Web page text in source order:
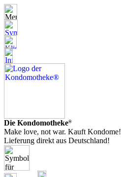
Die Kondomotheke®
Make love, not war. Kauft Kondome!
Lieferung direkt aus Deutschland!